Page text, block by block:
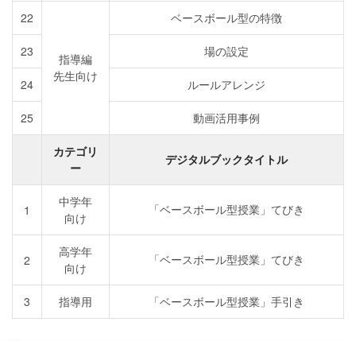
22
指導編
先生向け
ベースボール型の特徴
23 場の設定
24 ルールアレンジ
25 動画活用事例
カテゴリ
ー
デジタルブックタイトル
1
中学年
向け
「ベースボール型授業」てびき
2
高学年
向け
「ベースボール型授業」てびき
3 指導用 「ベースボール型授業」手引き